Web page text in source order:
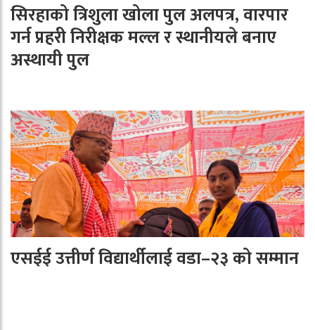
सिरहाको त्रिशुला खोला पुल अलपत्र, वारपार
गर्न प्रहरी निरीक्षक मल्ल र स्थानीयले बनाए
अस्थायी पुल
एसईई उत्तीर्ण विद्यार्थीलाई वडा–२३ को सम्मान